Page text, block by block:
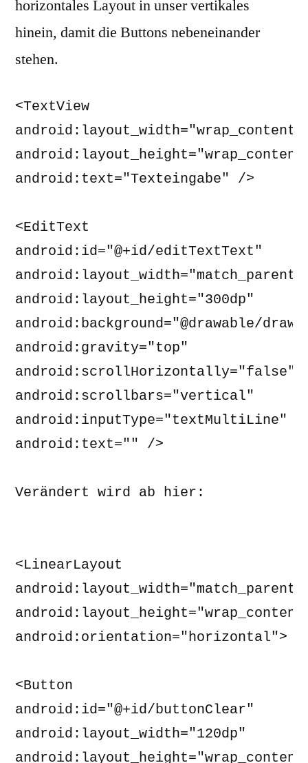
horizontales Layout in unser vertikales
hinein, damit die Buttons nebeneinander
stehen.
<TextView
android:text="Texteingabe" />
<EditText
android:id="@+id/editTextText"
android:layout_height="300dp"
android:background="@drawable/
android:gravity="top"
android:scrollHorizontally="false"
android:scrollbars="vertical"
android:inputType="textMultiLine"
android:text="" />
Verändert wird ab hier:
<LinearLayout
android:orientation="horizontal">
<Button
android:id="@+id/buttonClear"
android:layout_width="120dp"